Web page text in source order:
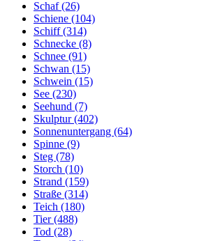
Schaf (26)
Schiene (104)
Schiff (314)
Schnecke (8)
Schnee (91)
Schwan (15)
Schwein (15)
See (230)
Seehund (7)
Skulptur (402)
Sonnenuntergang (64)
Spinne (9)
Steg (78)
Storch (10)
Strand (159)
Straße (314)
Teich (180)
Tier (488)
Tod (28)